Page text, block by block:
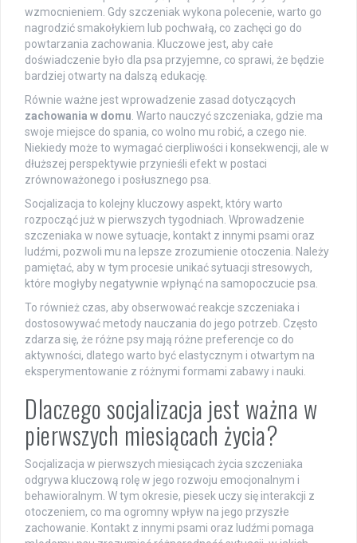
wzmocnieniem. Gdy szczeniak wykona polecenie, warto go
nagrodzić smakołykiem lub pochwałą, co zachęci go do
powtarzania zachowania. Kluczowe jest, aby całe
doświadczenie było dla psa przyjemne, co sprawi, że będzie
bardziej otwarty na dalszą edukację.
Równie ważne jest wprowadzenie zasad dotyczących
zachowania w domu . Warto nauczyć szczeniaka, gdzie ma
swoje miejsce do spania, co wolno mu robić, a czego nie.
Niekiedy może to wymagać cierpliwości i konsekwencji, ale w
dłuższej perspektywie przynieśli efekt w postaci
zrównoważonego i posłusznego psa.
Socjalizacja to kolejny kluczowy aspekt, który warto
rozpocząć już w pierwszych tygodniach. Wprowadzenie
szczeniaka w nowe sytuacje, kontakt z innymi psami oraz
ludźmi, pozwoli mu na lepsze zrozumienie otoczenia. Należy
pamiętać, aby w tym procesie unikać sytuacji stresowych,
które mogłyby negatywnie wpłynąć na samopoczucie psa.
To również czas, aby obserwować reakcje szczeniaka i
dostosowywać metody nauczania do jego potrzeb. Często
zdarza się, że różne psy mają różne preferencje co do
aktywności, dlatego warto być elastycznym i otwartym na
eksperymentowanie z różnymi formami zabawy i nauki.
Dlaczego socjalizacja jest ważna w
pierwszych miesiącach życia?
Socjalizacja w pierwszych miesiącach życia szczeniaka
odgrywa kluczową rolę w jego rozwoju emocjonalnym i
behawioralnym. W tym okresie, piesek uczy się interakcji z
otoczeniem, co ma ogromny wpływ na jego przyszłe
zachowanie. Kontakt z innymi psami oraz ludźmi pomaga